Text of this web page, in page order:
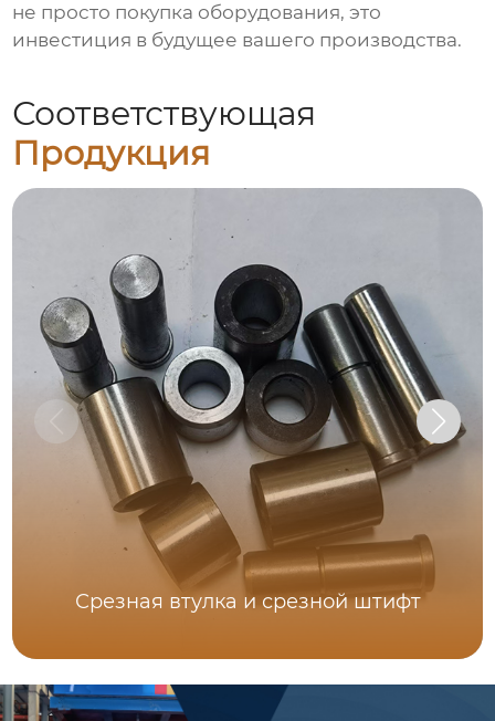
не просто покупка оборудования, это
инвестиция в будущее вашего производства.
Соответствующая
Продукция
Срезная втулка и срезной штифт